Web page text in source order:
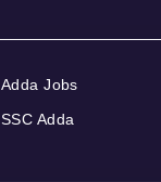
Adda Jobs
SSC Adda